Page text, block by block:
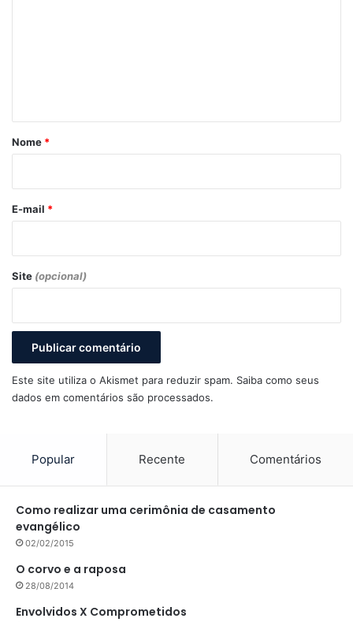
r
*
Nome *
E-mail *
Site (opcional)
Este site utiliza o Akismet para reduzir spam. Saiba como seus
dados em comentários são processados.
Popular Recente Comentários
Como realizar uma cerimônia de casamento
evangélico
02/02/2015
O corvo e a raposa
28/08/2014
Envolvidos X Comprometidos